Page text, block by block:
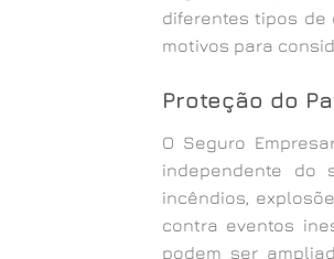
diferentes tipos de
motivos para
Proteção do
O Seguro
independente do
incêndios,
contra eventos
podem ser